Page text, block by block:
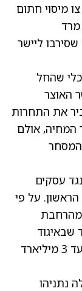
מיסוי חתום
ליישר
שהחל
שר האוצר
את התחרות
המחיה, אולם
המסחר
עסקים
על פי
מהרחבת
שבאיגוד
לשכות המסחר טענו כי מדובר בנזק של עד 3 מיליארד
נתניהו